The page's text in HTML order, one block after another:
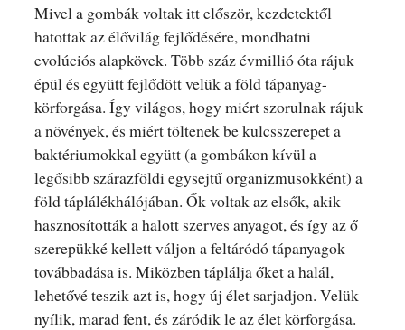
Mivel a gombák voltak itt először, kezdetektől
hatottak az élővilág fejlődésére, mondhatni
evolúciós alapkövek. Több száz évmillió óta rájuk
épül és együtt fejlődött velük a föld tápanyag-
körforgása. Így világos, hogy miért szorulnak rájuk
a növények, és miért töltenek be kulcsszerepet a
baktériumokkal együtt (a gombákon kívül a
legősibb szárazföldi egysejtű organizmusokként) a
föld táplálékhálójában. Ők voltak az elsők, akik
hasznosították a halott szerves anyagot, és így az ő
szerepükké kellett váljon a feltáródó tápanyagok
továbbadása is. Miközben táplálja őket a halál,
lehetővé teszik azt is, hogy új élet sarjadjon. Velük
nyílik, marad fent, és záródik le az élet körforgása.